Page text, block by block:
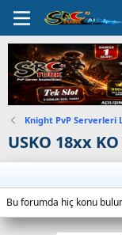
Knight PvP Serverleri
USKO 18xx
Bu forumda hiç konu